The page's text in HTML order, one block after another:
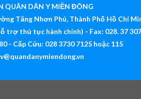
QUÂN DÂN Y MIỀN ĐÔNG
Tăng Nhơn Phú, Thành Phố Hồ Chí
trợ thủ tục hành chính) - Fax: 028. 37
- Cấp Cứu: 028 3730 7125 hoặc 115